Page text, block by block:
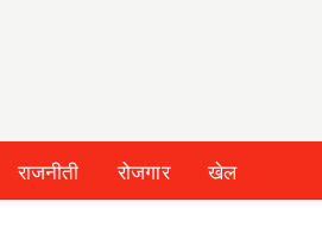
राजनीती रोजगार
खेल